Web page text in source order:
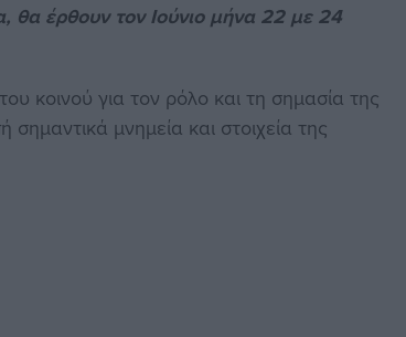
θα έρθουν τον Ιούνιο μήνα 22 με 24
κοινού για τον ρόλο και τη σημασία της
μνημεία και στοιχεία της